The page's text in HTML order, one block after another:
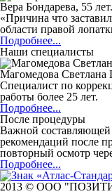
Вера Бондарева, 55 лет.
«Причина что
области правой
Подробнее...
Наши специалисты
Магомедова
Специалист по
работы более 25 лет.
Подробнее...
После процедуры
Важной составляющей
рекомендаций после
повторный осмотр
Подробнее...
2013 © ООО